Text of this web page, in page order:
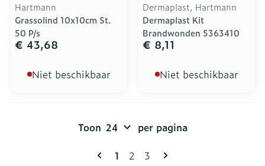
Hartmann
Grassolind 10x10cm St.
50 P/s
€ 43,68
Niet beschikbaar
Dermaplast, Hartmann
Dermaplast Kit
Brandwonden 5363410
€ 8,11
Niet beschikbaar
Pagina's
U lees momenteel pagina
1 Pagina
2 Pagina
3
Toon per pagina